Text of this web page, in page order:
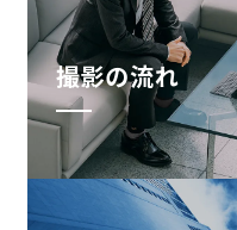
撮影の流れ